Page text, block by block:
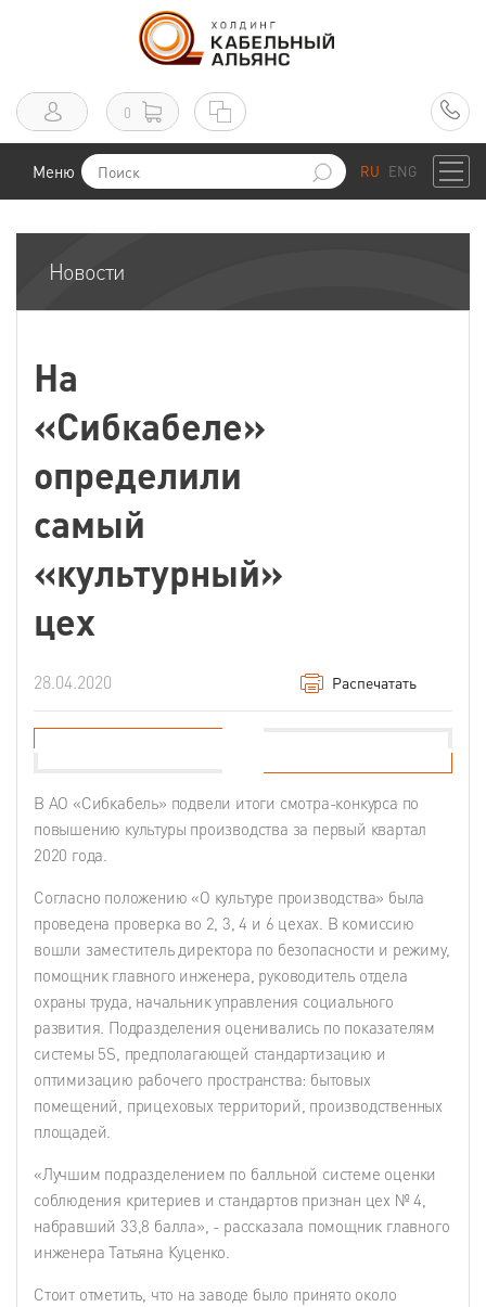
0
Меню RU ENG
Новости
На
«Сибкабеле»
определили
самый
«культурный»
цех
28.04.2020 Распечатать
В АО «Сибкабель» подвели итоги смотра-конкурса по
повышению культуры производства за первый квартал
2020 года.
Согласно положению «О культуре производства» была
проведена проверка во 2, 3, 4 и 6 цехах. В комиссию
вошли заместитель директора по безопасности и режиму,
помощник главного инженера, руководитель отдела
охраны труда, начальник управления социального
развития. Подразделения оценивались по показателям
системы 5S, предполагающей стандартизацию и
оптимизацию рабочего пространства: бытовых
помещений, прицеховых территорий, производственных
площадей.
«Лучшим подразделением по балльной системе оценки
соблюдения критериев и стандартов признан цех № 4,
набравший 33,8 балла», - рассказала помощник главного
инженера Татьяна Куценко.
Стоит отметить, что на заводе было принято около